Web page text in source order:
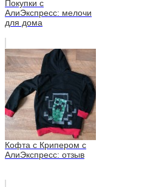
Покупки с
АлиЭкспресс: мелочи
для дома
Кофта с Крипером с
АлиЭкспресс: отзыв